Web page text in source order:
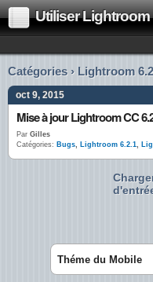
Utiliser Lightroom
Catégories › Lightroom
oct 9, 2015
Mise à jour Lightroom CC
Par Gilles
Catégories: Bugs, Lightroom 6.2.1,
Théme du Mobile